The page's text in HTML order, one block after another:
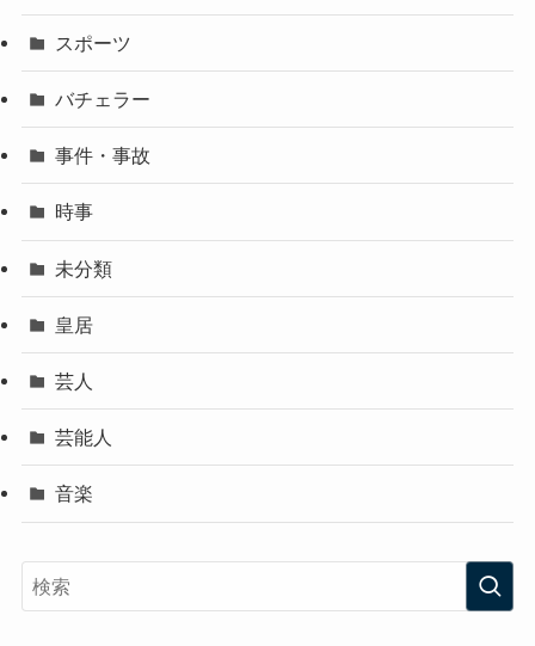
スポーツ
バチェラー
事件・事故
時事
未分類
皇居
芸人
芸能人
音楽